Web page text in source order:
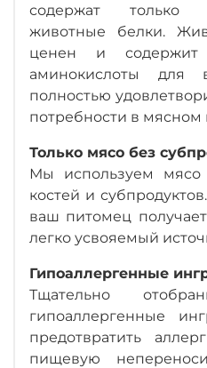
содержат только
животные белки.
ценен и содержит
аминокислоты для
полностью
потребности в мясном
Только мясо без
Мы используем мясо
костей и
ваш питомец
легко усвояемый
Гипоаллергенные
Тщательно
гипоаллергенные
предотвратить
пищевую